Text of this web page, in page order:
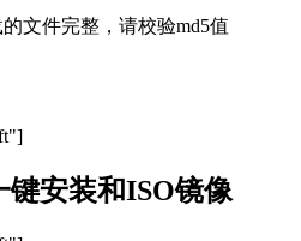
文件完整，请校验md5值
安装和ISO镜像